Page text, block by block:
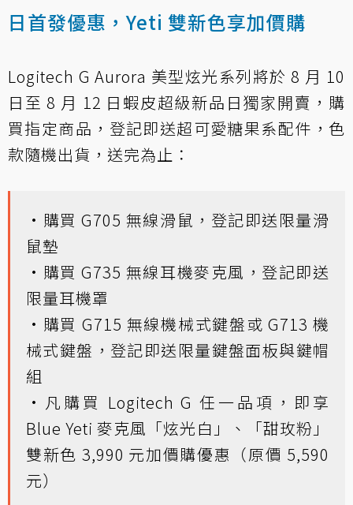
日首發優惠，Yeti 雙新色享加價購
Logitech G Aurora 美型炫光系列將於 8 月 10
日至 8 月 12 日蝦皮超級新品日獨家開賣，購
買指定商品，登記即送超可愛糖果系配件，色
款隨機出貨，送完為止：
·購買 G705 無線滑鼠，登記即送限量滑
鼠墊
·購買 G735 無線耳機麥克風，登記即送
限量耳機罩
·購買 G715 無線機械式鍵盤或 G713 機
械式鍵盤，登記即送限量鍵盤面板與鍵帽
組
·凡購買 Logitech G 任一品項，即享
Blue Yeti 麥克風「炫光白」、「甜玫粉」
雙新色 3,990 元加價購優惠（原價 5,590
元）